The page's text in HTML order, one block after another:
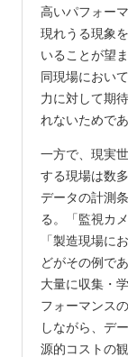
高いパフォー
現れうる現象
いることが望
同現場におい
力に対して期
れないためであ
一方で、現実
する現場は数
データの計測
る。「監視カ
「製造現場に
どがその例で
大量に収集・
フォーマンス
しながら、デ
源的コストの